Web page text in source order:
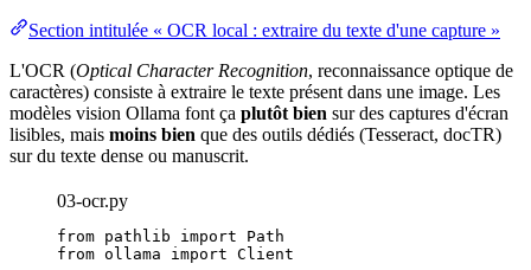
Section intitulée « OCR local : extraire du texte d'une capture »
L'OCR (Optical Character Recognition, reconnaissance optique de
caractères) consiste à extraire le texte présent dans une image. Les
modèles vision Ollama font ça plutôt bien sur des captures d'écran
lisibles, mais moins bien que des outils dédiés (Tesseract, docTR)
sur du texte dense ou manuscrit.
03-ocr.py
from pathlib import Path
from ollama import Client